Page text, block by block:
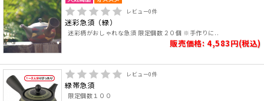
レビュー0件
迷彩急須（緑）
迷彩柄がおしゃれな急須 限定個数２０個 ※手作りに..
販売価格: 4,583円(税込)
レビュー0件
緑帯急須
限定個数１００